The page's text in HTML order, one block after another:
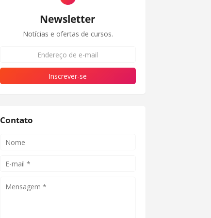
Newsletter
Notícias e ofertas de cursos.
Contato